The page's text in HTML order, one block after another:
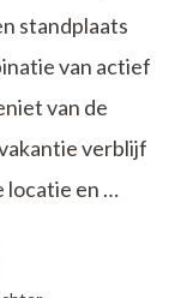
standplaats
van actief
van de
verblijf
locatie en …